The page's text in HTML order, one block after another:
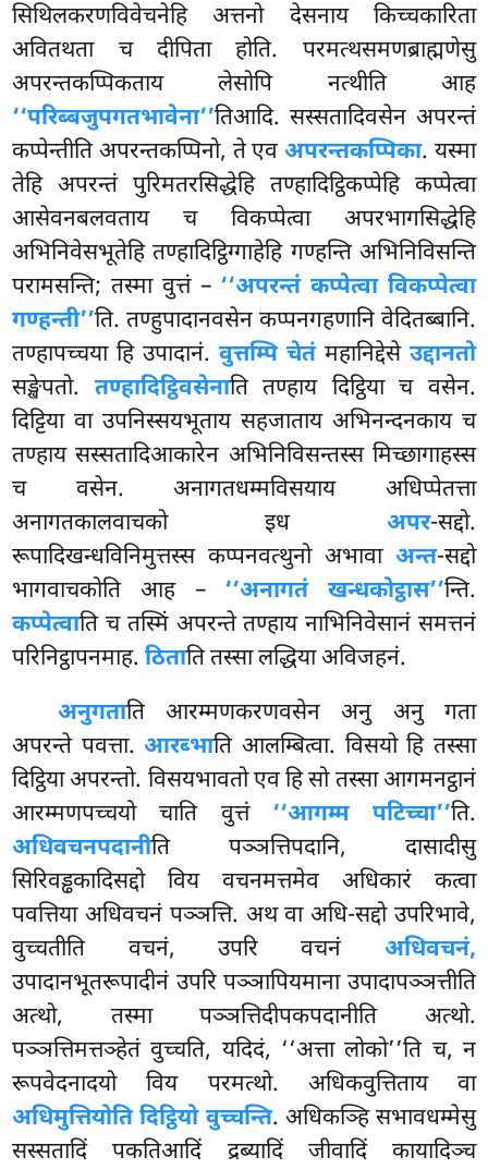
सिथिलकरणविवेचनेहि अत्तनो देसनाय किच्चकारिता
अवितथता च दीपिता होति. परमत्थसमणब्राह्मणेसु
अपरन्तकप्पिकताय लेसोपि नत्थीति आह
‘‘परिब्बजुपगतभावेना’’तिआदि. सस्सतादिवसेन अपरन्तं
कप्पेन्तीति अपरन्तकप्पिनो, ते एवअपरन्तकप्पिका. यस्मा
तेहि अपरन्तं पुरिमतरसिद्धेहि तण्हादिट्ठिकप्पेहि कप्पेत्वा
आसेवनबलवताय च विकप्पेत्वा अपरभागसिद्धेहि
अभिनिवेसभूतेहि तण्हादिट्ठिग्गाहेहि गण्हन्ति अभिनिविसन्ति
परामसन्ति; तस्मा वुत्तं – ‘‘अपरन्तं कप्पेत्वा विकप्पेत्वा
गण्हन्ती’’ति. तण्हुपादानवसेन कप्पनगहणानि वेदितब्बानि.
तण्हापच्चया हि उपादानं. वुत्तम्पि चेतंमहानिद्देसे उद्दानतो
सङ्खेपतो. तण्हादिट्ठिवसेनाति तण्हाय दिट्ठिया च वसेन.
दिट्टिया वा उपनिस्सयभूताय सहजाताय अभिनन्दनकाय च
तण्हाय सस्सतादिआकारेन अभिनिविसन्तस्स मिच्छागाहस्स
च वसेन. अनागतधम्मविसयाय अधिप्पेतत्ता
अनागतकालवाचको इध अपर-सद्दो.
रूपादिखन्धविनिमुत्तस्स कप्पनवत्थुनो अभावा अन्त-सद्दो
भागवाचकोति आह – ‘‘अनागतं खन्धकोट्ठास’’न्ति.
कप्पेत्वाति च तस्मिं अपरन्ते तण्हाय नाभिनिवेसानं समत्तनं
परिनिट्ठापनमाह.ठिताति तस्सा लद्धिया अविजहनं.
अनुगताति आरम्मणकरणवसेन अनु अनु गता
अपरन्ते पवत्ता.आरब्भाति आलम्बित्वा. विसयो हि तस्सा
दिट्ठिया अपरन्तो. विसयभावतोएव हि सो तस्सा आगमनट्ठानं
आरम्मणपच्चयो चाति वुत्तं ‘‘आगम्म पटिच्चा’’ति.
अधिवचनपदानीति पञ्ञत्तिपदानि, दासादीसु
सिरिवड्ढकादिसद्दो विय वचनमत्तमेव अधिकारं कत्वा
पवत्तिया अधिवचनं पञ्ञत्ति. अथ वा अधि-सद्दो उपरिभावे,
वुच्चतीति वचनं, उपरि वचनं अधिवचनं,
उपादानभूतरूपादीनं उपरि पञ्ञापियमाना उपादापञ्ञत्तीति
अत्थो, तस्मा पञ्ञत्तिदीपकपदानीति अत्थो.
पञ्ञत्तिमत्तञ्हेतं वुच्चति, यदिदं, ‘‘अत्ता लोको’’ति च, न
रूपवेदनादयो विय परमत्थो. अधिकवुत्तिताय वा
अधिमुत्तियोति दिट्ठियो वुच्चन्ति. अधिकञ्हि सभावधम्मेसु
सस्सतादिं पकतिआदिं द्रब्यादिं जीवादिं कायादिञ्च